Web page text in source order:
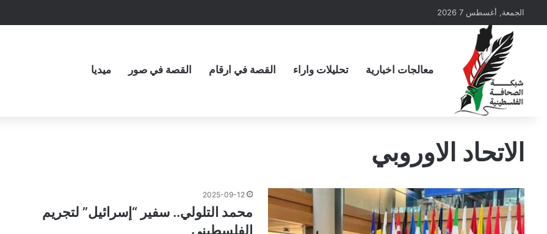
الجمعة, أغسطس 7 2026
معالجات اخبارية تحليلات واراء القصة في ارقام القصة في صور ميديا
الاتحاد الاوروبي
2025-09-12
محمد التلولي.. سفير “إسرائيل” لتجريم
الفلسطيني